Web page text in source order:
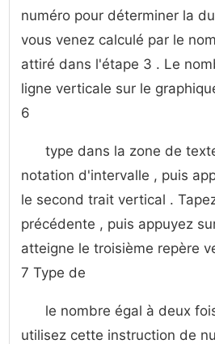
numéro pour déterminer la
vous venez calculé par le
attiré dans l'étape 3 . Le
ligne verticale sur le
6
type dans la zone de
notation d'intervalle , puis
le second trait vertical .
précédente , puis appuyez
atteigne le troisième repère
7 Type de
le nombre égal à deux
utilisez cette instruction de